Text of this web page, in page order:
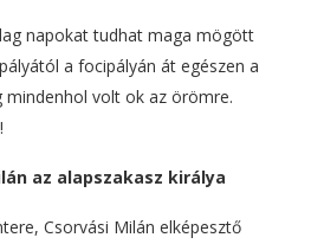
napokat tudhat maga mögött
a focipályán át egészen a
volt ok az örömre.
az alapszakasz királya
Csorvási Milán elképesztő